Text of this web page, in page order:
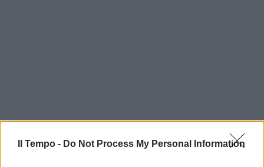
Il Tempo - Do Not Process My Personal Information